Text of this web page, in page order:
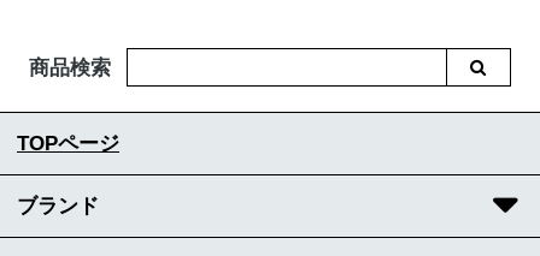
商品検索
TOPページ
ブランド